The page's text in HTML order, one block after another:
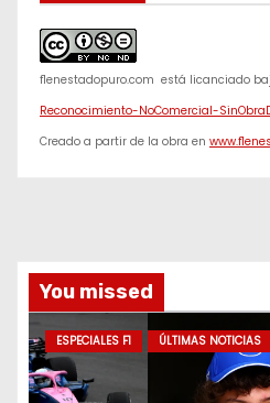
f1enestadopuro.com está licanciado
Reconocimiento-NoComercial-
Creado a partir de la obra en
You missed
ESPECIALES F1 ÚLTIMAS NOTICIAS